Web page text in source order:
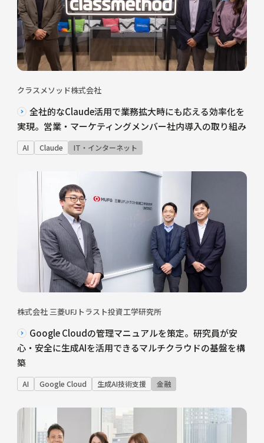
クラスメソッド株式会社
全社的なClaude活用で業務拡大時にも応える効率化を
実現。営業・マーケティングメンバー社内導入の取り組み
AI Claude IT・インターネット
株式会社 三菱UFJトラスト投資工学研究所
Google Cloudの管理マニュアルを策定。研究員が安
心・安全に生成AIを活用できるマルチクラウドの基盤を構
築
AI Google Cloud 生成AI技術支援 金融